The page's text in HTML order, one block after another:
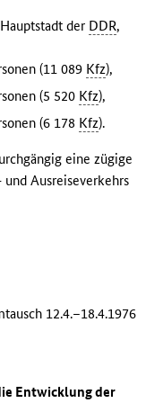
der DDR,
(11 089 Kfz),
(5 520 Kfz),
(6 178 Kfz).
eine zügige
Ausreiseverkehrs
12.4.–18.4.1976
Entwicklung der